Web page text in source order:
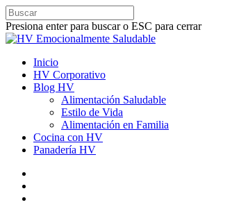
Presiona enter para buscar o ESC para cerrar
Inicio
HV Corporativo
Blog HV
Alimentación Saludable
Estilo de Vida
Alimentación en Familia
Cocina con HV
Panadería HV